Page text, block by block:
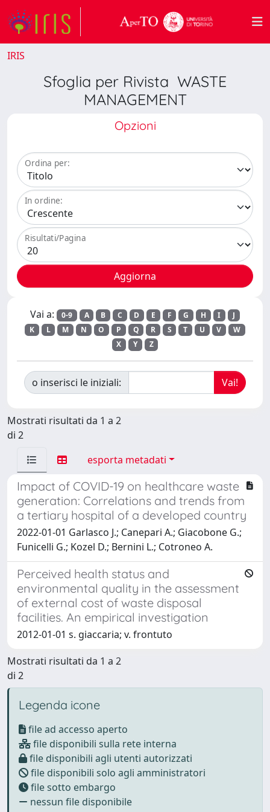
IRIS
Sfoglia per Rivista WASTE
MANAGEMENT
Opzioni
Ordina per:
In ordine:
Risultati/Pagina
Vai a: 0-9 A B C D E F G H I
J
K
L M N O P Q R S T U V
W
X
Y Z
o inserisci le iniziali:
Mostrati risultati da 1 a 2
di 2
esporta metadati
Impact of COVID-19 on healthcare waste
generation: Correlations and trends from
a tertiary hospital of a developed country
2022-01-01 Garlasco J.; Canepari A.; Giacobone G.;
Funicelli G.; Kozel D.; Bernini L.; Cotroneo A.
Perceived health status and
environmental quality in the assessment
of external cost of waste disposal
facilities. An empirical investigation
2012-01-01 s. giaccaria; v. frontuto
Mostrati risultati da 1 a 2
di 2
Legenda icone
file ad accesso aperto
file disponibili sulla rete interna
file disponibili agli utenti autorizzati
file disponibili solo agli amministratori
file sotto embargo
nessun file disponibile